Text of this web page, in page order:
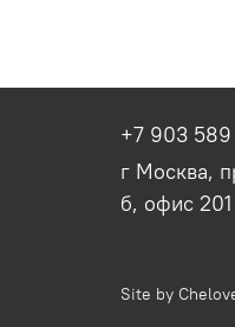
+7 903
г Москва,
б, офис 201
Site by